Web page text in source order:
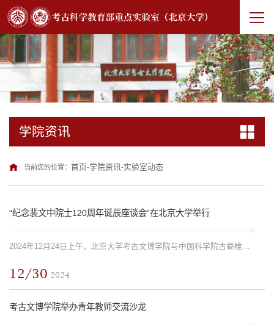
学院资讯
当前您的位置： 首页-学院资讯-实验室动态
“纪念裴文中院士120周年诞辰座谈会”在北京大学举行
2024年12月24日上午，北京大学考古文博学院与中国科学院古脊椎动物与古人类研究所共同举办“纪念裴文中院士120周年诞辰座谈会”，座谈会在考古A座101多功能厅举行，来自中国古迹遗址保护协会、中国国家博物馆、国家自然博物馆、文物出版社、黑龙江省文物考古研究所共计20余位学界同仁及裴文中院士家属参加了本次座谈会。座谈会由北京大学考古文博学院王幼平教授主持。座谈会现场裴文中院士于1927年毕业于北京大学地质系，1952年...
12/30 2024
考古文博学院举办青年教师交流沙龙